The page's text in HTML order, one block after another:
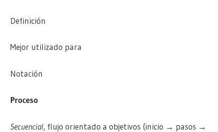
Definición
Mejor utilizado para
Notación
Proceso
Secuencial, flujo orientado a objetivos (inicio → pasos →